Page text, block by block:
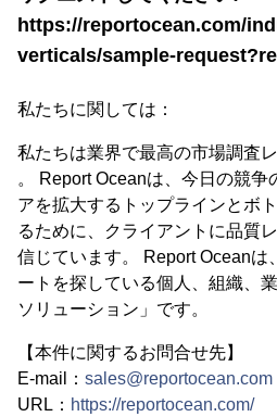
https://reportocean.com/
verticals/sample-
私たちに関しては：
私たちは業界で最高の市場調査
。 Report Oceanは、今日の競争
アを拡大するトップラインとボ
るために、クライアントに品質
信じています。 Report Oceanは
ートを探している個人、組織、
ソリューション」です。
【本件に関するお問合せ先】
E-mail： sales@reportocean.com
URL： https://reportocean.com/